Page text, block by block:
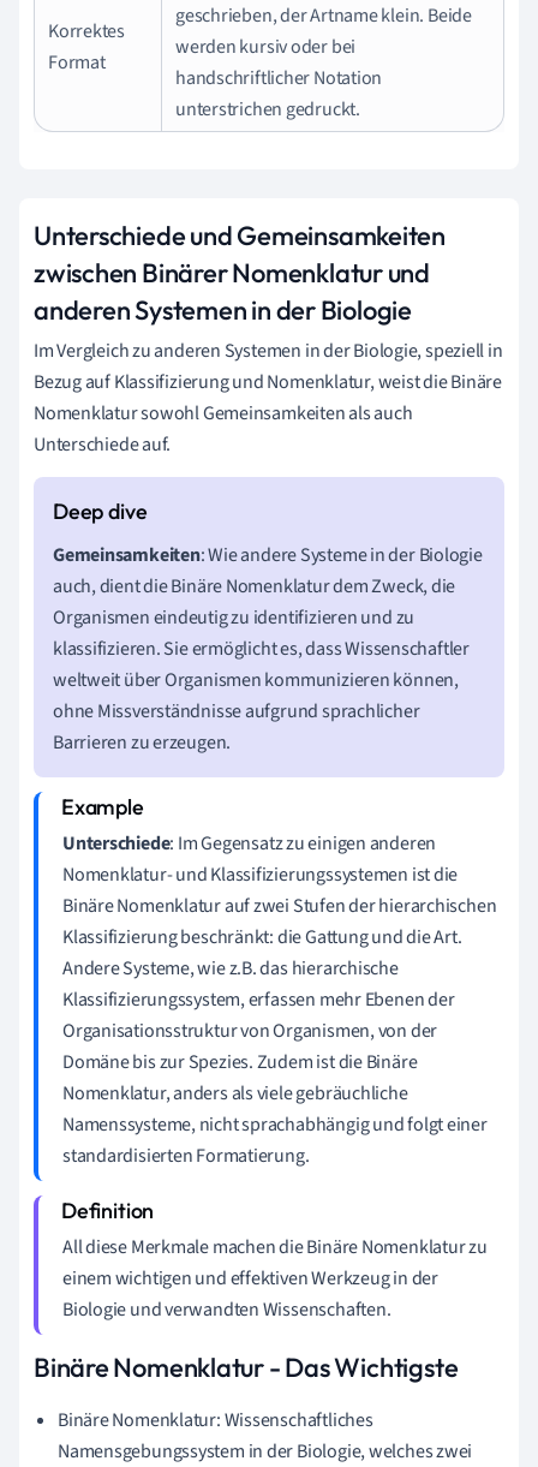
Korrektes
Format
geschrieben, der Artname klein. Beide
werden kursiv oder bei
handschriftlicher Notation
unterstrichen gedruckt.
Unterschiede und Gemeinsamkeiten
zwischen Binärer Nomenklatur und
anderen Systemen in der Biologie
Im Vergleich zu anderen Systemen in der Biologie, speziell in
Bezug auf Klassifizierung und Nomenklatur, weist die Binäre
Nomenklatur sowohl Gemeinsamkeiten als auch
Unterschiede auf.
Gemeinsamkeiten: Wie andere Systeme in der Biologie
auch, dient die Binäre Nomenklatur dem Zweck, die
Organismen eindeutig zu identifizieren und zu
klassifizieren. Sie ermöglicht es, dass Wissenschaftler
weltweit über Organismen kommunizieren können,
ohne Missverständnisse aufgrund sprachlicher
Barrieren zu erzeugen.
Unterschiede: Im Gegensatz zu einigen anderen
Nomenklatur- und Klassifizierungssystemen ist die
Binäre Nomenklatur auf zwei Stufen der hierarchischen
Klassifizierung beschränkt: die Gattung und die Art.
Andere Systeme, wie z.B. das hierarchische
Klassifizierungssystem, erfassen mehr Ebenen der
Organisationsstruktur von Organismen, von der
Domäne bis zur Spezies. Zudem ist die Binäre
Nomenklatur, anders als viele gebräuchliche
Namenssysteme, nicht sprachabhängig und folgt einer
standardisierten Formatierung.
All diese Merkmale machen die Binäre Nomenklatur zu
einem wichtigen und effektiven Werkzeug in der
Biologie und verwandten Wissenschaften.
Binäre Nomenklatur - Das Wichtigste
Binäre Nomenklatur: Wissenschaftliches
Namensgebungssystem in der Biologie, welches zwei